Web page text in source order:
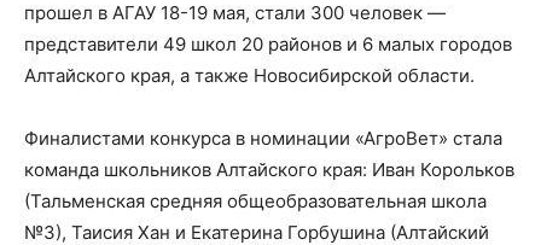
прошел в АГАУ 18-19 мая, стали 300 человек —
представители 49 школ 20 районов и 6 малых городов
Алтайского края, а также Новосибирской области.
Финалистами конкурса в номинации «АгроВет» стала
команда школьников Алтайского края: Иван Корольков
(Тальменская средняя общеобразовательная школа
№3), Таисия Хан и Екатерина Горбушина (Алтайский